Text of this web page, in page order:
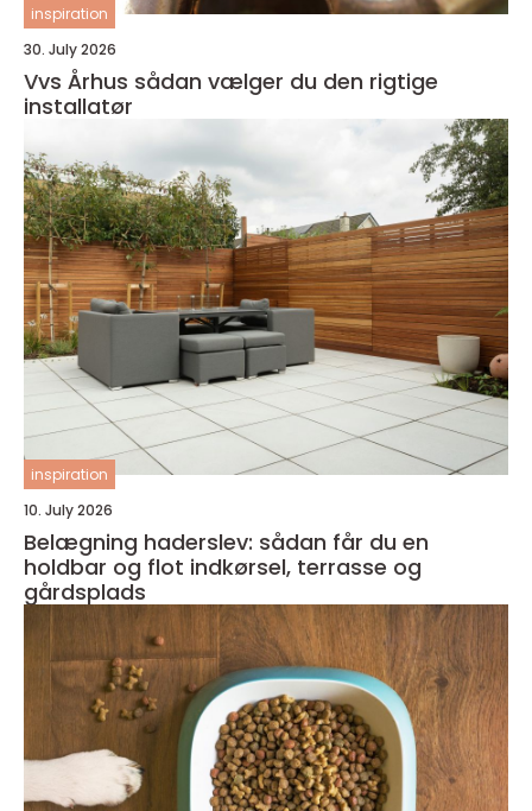
inspiration
30. July 2026
Vvs Århus sådan vælger du den rigtige
installatør
inspiration
10. July 2026
Belægning haderslev: sådan får du en
holdbar og flot indkørsel, terrasse og
gårdsplads